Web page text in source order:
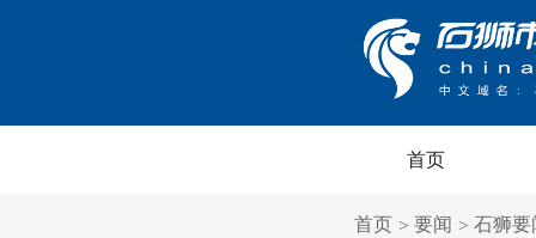
首页
首页 > 要闻 > 石狮要